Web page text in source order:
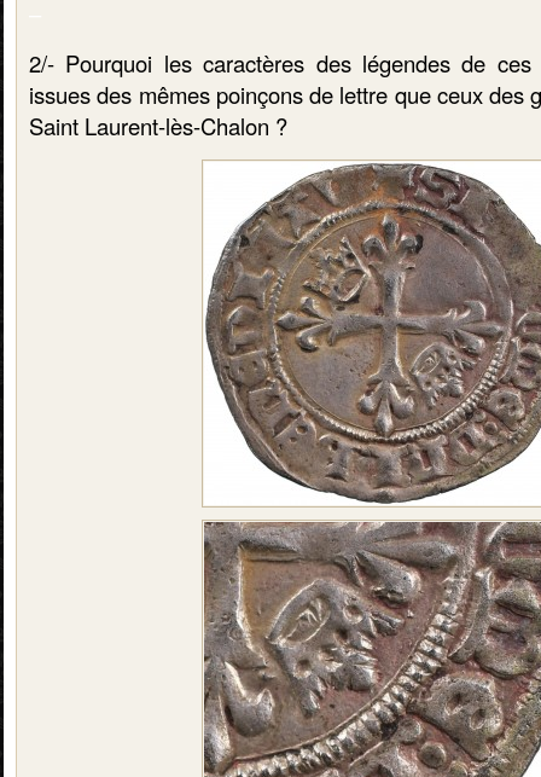
2/- Pourquoi les caractères des légendes de
issues des mêmes poinçons de lettre que ceux des
Saint Laurent-lès-Chalon ?